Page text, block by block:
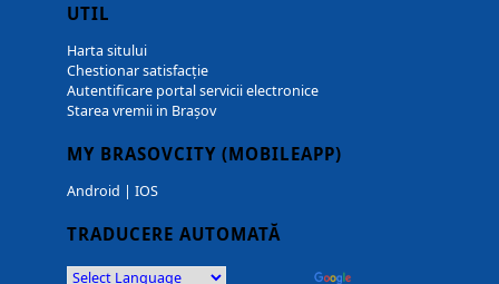
UTIL
Harta sitului
Chestionar satisfacție
Autentificare portal servicii electronice
Starea vremii in Brașov
MY BRASOVCITY (MOBILEAPP)
Android | IOS
TRADUCERE AUTOMATĂ